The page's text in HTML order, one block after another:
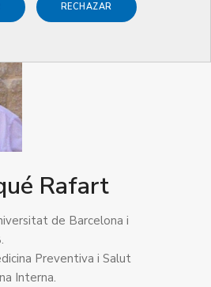
RECHAZAR
Rafart
de Barcelona i
Preventiva i Salut
Interna.